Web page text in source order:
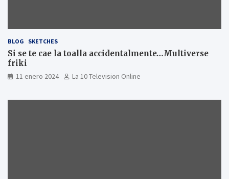
BLOG SKETCHES
Si se te cae la toalla accidentalmente…Multiverse
friki
11 enero 2024 La 10 Television Online